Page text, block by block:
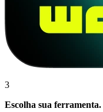
3
Escolha sua ferramenta.